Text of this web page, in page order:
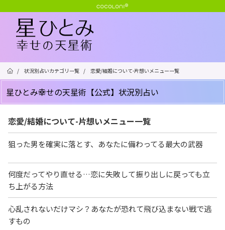
/ 状況別占いカテゴリ一覧 / 恋愛/結婚について-片想いメニュー一覧
星ひとみ幸せの天星術【公式】状況別占い
恋愛/結婚について-片想いメニュー一覧
狙った男を確実に落とす、あなたに備わってる最大の武器
何度だってやり直せる…恋に失敗して振り出しに戻っても立
ち上がる方法
心乱されないだけマシ？あなたが恐れて飛び込まない戦で逃
すもの